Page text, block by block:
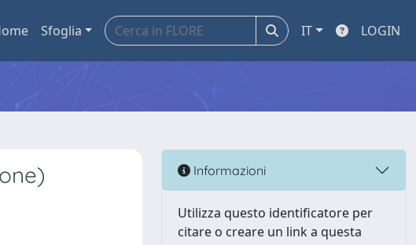
Sfoglia IT LOGIN
Informazioni
Utilizza questo identificatore per
citare o creare un link a questa